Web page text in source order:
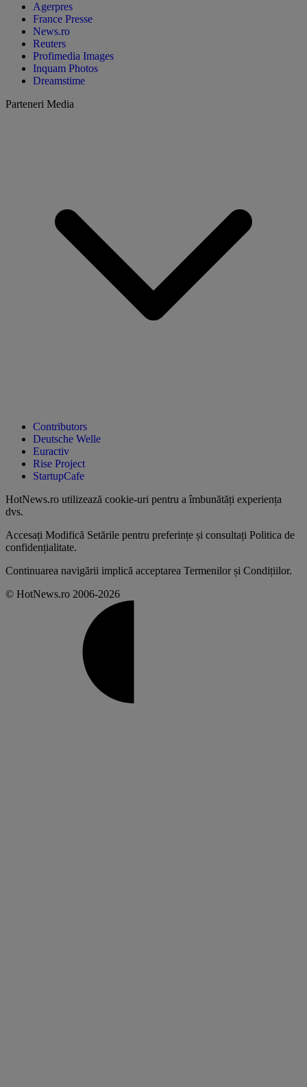
Agerpres
France Presse
News.ro
Reuters
Profimedia Images
Inquam Photos
Dreamstime
Parteneri Media
Contributors
Deutsche Welle
Euractiv
Rise Project
StartupCafe
HotNews.ro utilizează cookie-uri pentru a îmbunătăți experiența
dvs.
Accesați Modifică Setările pentru preferințe și consultați Politica de
confidențialitate.
Continuarea navigării implică acceptarea Termenilor și Condițiilor.
© HotNews.ro 2006-2026